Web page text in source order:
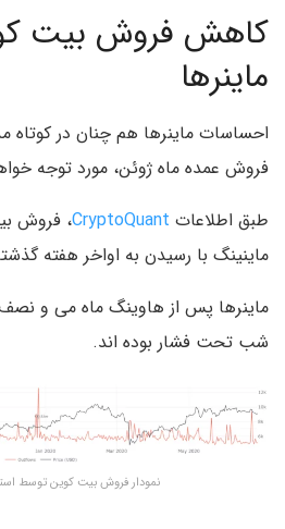
کاهش فروش بیت
ماینرها
احساسات ماینرها هم چنان در
فروش عمده ماه ژوئن، مورد توجه
طبق اطلاعات CryptoQuant، فروش
ماینینگ با رسیدن به اواخر هفته
ماینرها پس از هاوینگ ماه می و
شب تحت فشار بوده اند.
نمودار فروش بیت کوین توسط